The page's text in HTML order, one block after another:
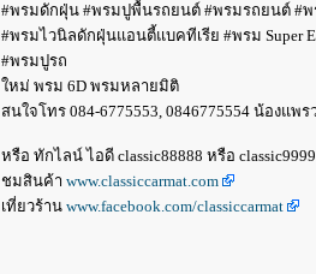
#พรมดักฝุ่น #พรมปูพื้นรถยนต์ #พรมรถยนต์ #พ
#พรมไวนิลดักฝุ่นแอนตี้แบคทีเรีย #พรม Super
#พรมปูรถ
ใหม่ พรม 6D พรมหลายมิติ
สนใจโทร 084-6775553, 0846775554 น้องแพร
หรือ ทักไลน์ ไอดี classic88888 หรือ
ชมสินค้า www.classiccarmat.com
เที่ยวร้าน www.facebook.com/classiccarmat